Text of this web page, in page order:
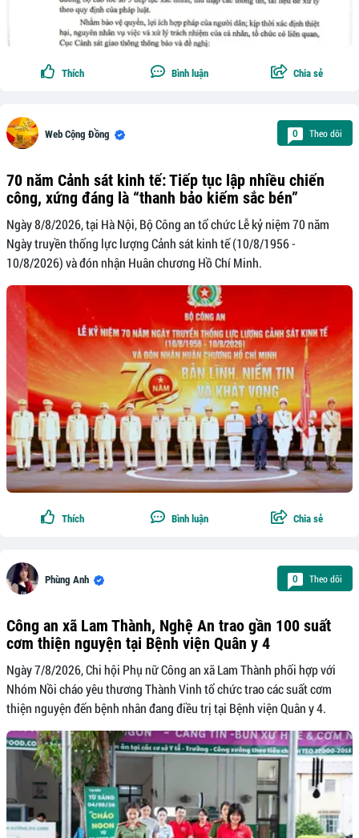
Thích Bình luận Chia sẻ
Web Cộng Đồng 0 Theo dõi
70 năm Cảnh sát kinh tế: Tiếp tục lập nhiều chiến
công, xứng đáng là “thanh bảo kiếm sắc bén”
Ngày 8/8/2026, tại Hà Nội, Bộ Công an tổ chức Lễ kỷ niệm 70 năm
Ngày truyền thống lực lượng Cảnh sát kinh tế (10/8/1956 -
10/8/2026) và đón nhận Huân chương Hồ Chí Minh.
Thích Bình luận Chia sẻ
Phùng Anh 0 Theo dõi
Công an xã Lam Thành, Nghệ An trao gần 100 suất
cơm thiện nguyện tại Bệnh viện Quân y 4
Ngày 7/8/2026, Chi hội Phụ nữ Công an xã Lam Thành phối hợp với
Nhóm Nồi cháo yêu thương Thành Vinh tổ chức trao các suất cơm
thiện nguyện đến bệnh nhân đang điều trị tại Bệnh viện Quân y 4.